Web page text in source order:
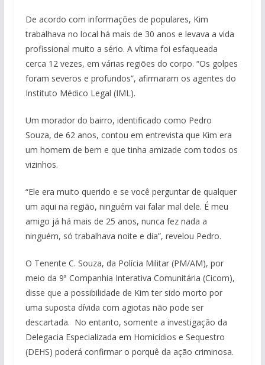
De acordo com informações de populares, Kim
trabalhava no local há mais de 30 anos e levava a vida
profissional muito a sério. A vítima foi esfaqueada
cerca 12 vezes, em várias regiões do corpo. “Os golpes
foram severos e profundos”, afirmaram os agentes do
Instituto Médico Legal (IML).
Um morador do bairro, identificado como Pedro
Souza, de 62 anos, contou em entrevista que Kim era
um homem de bem e que tinha amizade com todos os
vizinhos.
“Ele era muito querido e se você perguntar de qualquer
um aqui na região, ninguém vai falar mal dele. É meu
amigo já há mais de 25 anos, nunca fez nada a
ninguém, só trabalhava noite e dia”, revelou Pedro.
O Tenente C. Souza, da Polícia Militar (PM/AM), por
meio da 9ª Companhia Interativa Comunitária (Cicom),
disse que a possibilidade de Kim ter sido morto por
uma suposta dívida com agiotas não pode ser
descartada. No entanto, somente a investigação da
Delegacia Especializada em Homicídios e Sequestro
(DEHS) poderá confirmar o porquê da ação criminosa.